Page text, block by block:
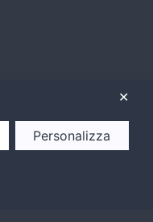
✕
Personalizza